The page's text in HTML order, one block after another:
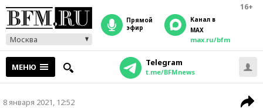
16+
Москва
прямой
эфир
Канал в
MAX
max.ru/bfm
МЕНЮ Telegram
t.me/BFMnews
8 января 2021, 12:52